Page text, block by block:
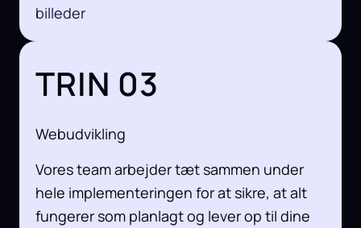
billeder
TRIN 03
Webudvikling
Vores team arbejder tæt sammen under
hele implementeringen for at sikre, at alt
fungerer som planlagt og lever op til dine